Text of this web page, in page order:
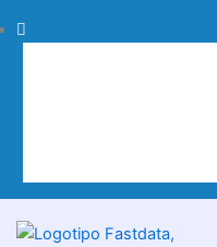
to
Procurar